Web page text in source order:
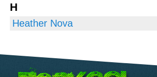
H
Heather Nova